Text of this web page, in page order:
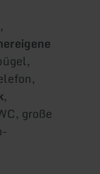
,
große